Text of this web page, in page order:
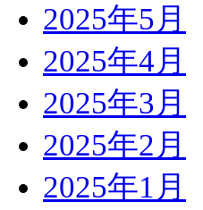
2025年5月
2025年4月
2025年3月
2025年2月
2025年1月